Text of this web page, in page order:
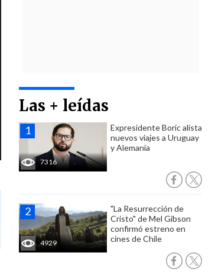
Las + leídas
7316
Expresidente Boric alista
nuevos viajes a Uruguay
y Alemania
4929
"La Resurrección de
Cristo" de Mel Gibson
confirmó estreno en
cines de Chile